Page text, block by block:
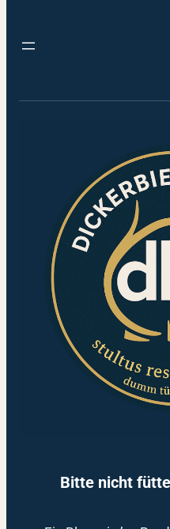
Bitte nicht